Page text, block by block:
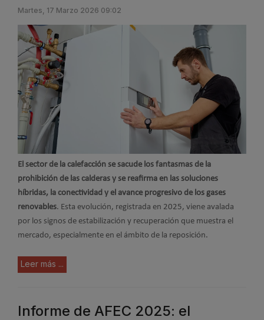
Martes, 17 Marzo 2026 09:02
El sector de la calefacción se sacude los fantasmas de la
prohibición de las calderas y se reafirma en las soluciones
híbridas, la conectividad y el avance progresivo de los gases
renovables. Esta evolución, registrada en 2025, viene avalada
por los signos de estabilización y recuperación que muestra el
mercado, especialmente en el ámbito de la reposición.
Leer más ...
Informe de AFEC 2025: el